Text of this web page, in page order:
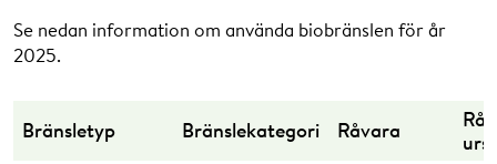
Se nedan information om använda biobränslen för år
2025.
Bränsletyp Bränslekategori Råvara